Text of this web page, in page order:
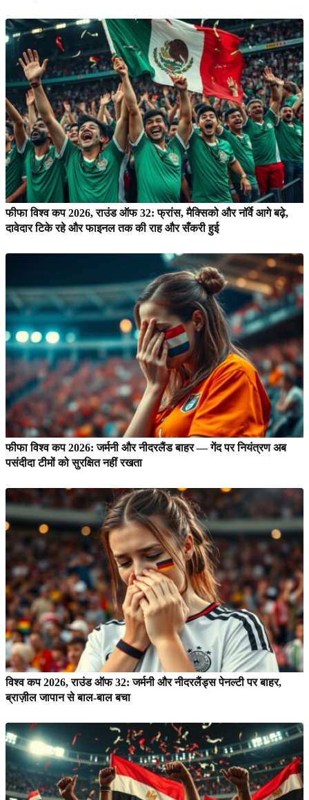
फीफा विश्व कप 2026, राउंड ऑफ 32: फ्रांस, मैक्सिको और नॉर्वे आगे बढ़े,
दावेदार टिके रहे और फाइनल तक की राह और सँकरी हुई
फीफा विश्व कप 2026: जर्मनी और नीदरलैंड बाहर — गेंद पर नियंत्रण अब
पसंदीदा टीमों को सुरक्षित नहीं रखता
विश्व कप 2026, राउंड ऑफ 32: जर्मनी और नीदरलैंड्स पेनल्टी पर बाहर,
ब्राज़ील जापान से बाल-बाल बचा